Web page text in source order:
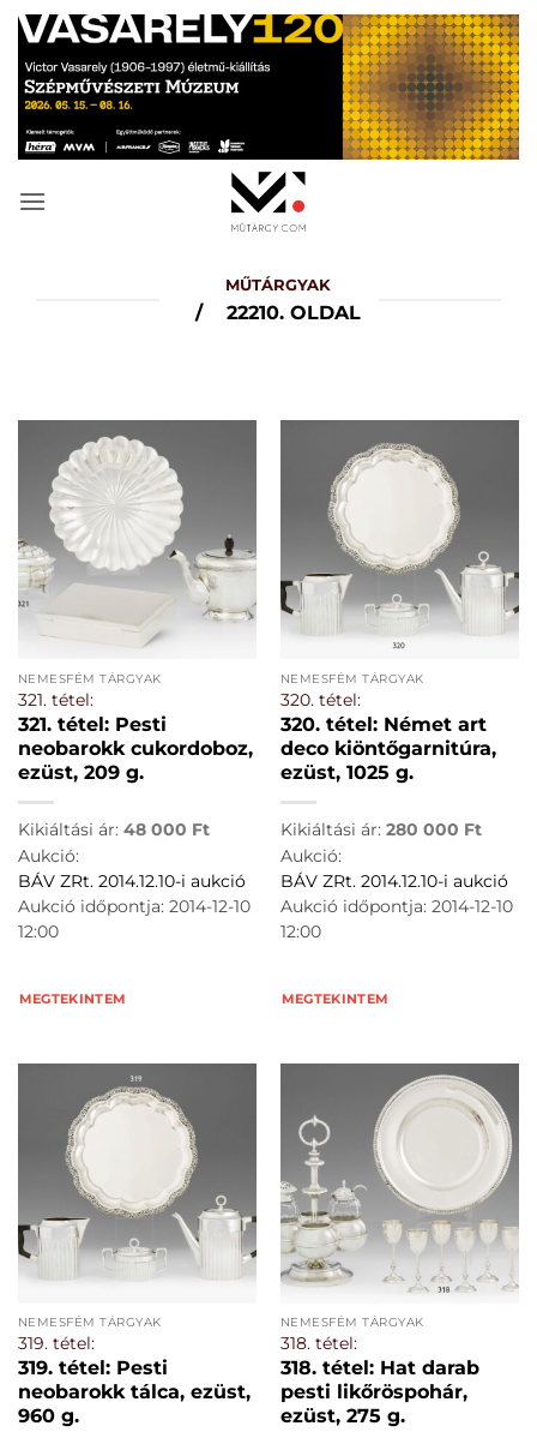
Skip
content
MŰTÁRGYAK
/ 22210. OLDAL
NEMESFÉM TÁRGYAK
321. tétel:
321. tétel: Pesti
neobarokk cukordoboz,
ezüst, 209 g.
Kikiáltási ár: 48 000 Ft
Aukció:
BÁV ZRt. 2014.12.10-i aukció
Aukció időpontja: 2014-12-10
12:00
MEGTEKINTEM
NEMESFÉM TÁRGYAK
320. tétel:
320. tétel: Német art
deco kiöntőgarnitúra,
ezüst, 1025 g.
Kikiáltási ár: 280 000 Ft
Aukció:
BÁV ZRt. 2014.12.10-i aukció
Aukció időpontja: 2014-12-10
12:00
MEGTEKINTEM
NEMESFÉM TÁRGYAK
319. tétel:
319. tétel: Pesti
neobarokk tálca, ezüst,
960 g.
NEMESFÉM TÁRGYAK
318. tétel:
318. tétel: Hat darab
pesti likőröspohár,
ezüst, 275 g.